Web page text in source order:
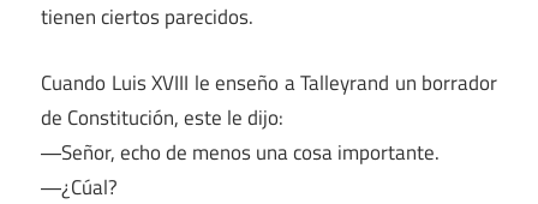
tienen ciertos parecidos.
Cuando Luis XVIII le enseño a Talleyrand un borrador
de Constitución, este le dijo:
―Señor, echo de menos una cosa importante.
―¿Cúal?